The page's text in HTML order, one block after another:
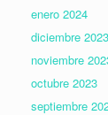
enero 2024
diciembre 2023
noviembre
octubre 2023
septiembre